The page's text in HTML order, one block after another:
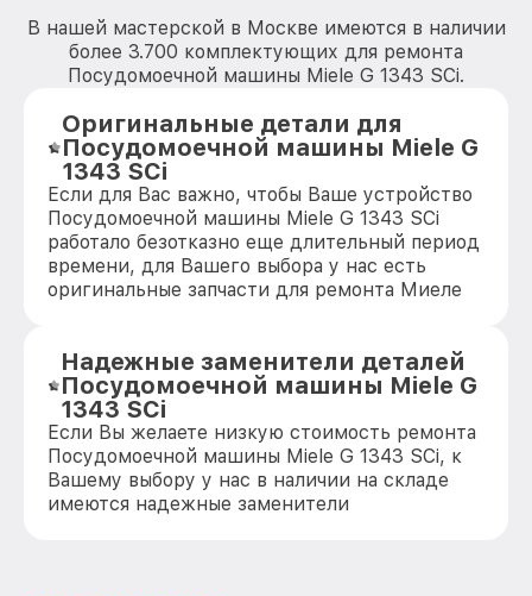
В нашей мастерской в Москве имеются в наличии
более 3.700 комплектующих для ремонта
Посудомоечной машины Miele G 1343 SCi.
Оригинальные детали для
Посудомоечной машины Miele G
1343 SCi
Если для Вас важно, чтобы Ваше устройство
Посудомоечной машины Miele G 1343 SCi
работало безотказно еще длительный период
времени, для Вашего выбора у нас есть
оригинальные запчасти для ремонта Миеле
Надежные заменители деталей
Посудомоечной машины Miele G
1343 SCi
Если Вы желаете низкую стоимость ремонта
Посудомоечной машины Miele G 1343 SCi, к
Вашему выбору у нас в наличии на складе
имеются надежные заменители